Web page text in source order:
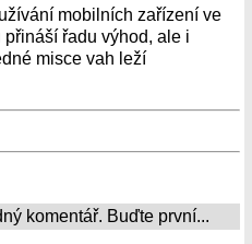
mobilních zařízení ve
přináší řadu výhod, ale i
misce vah leží
komentář. Buďte první...